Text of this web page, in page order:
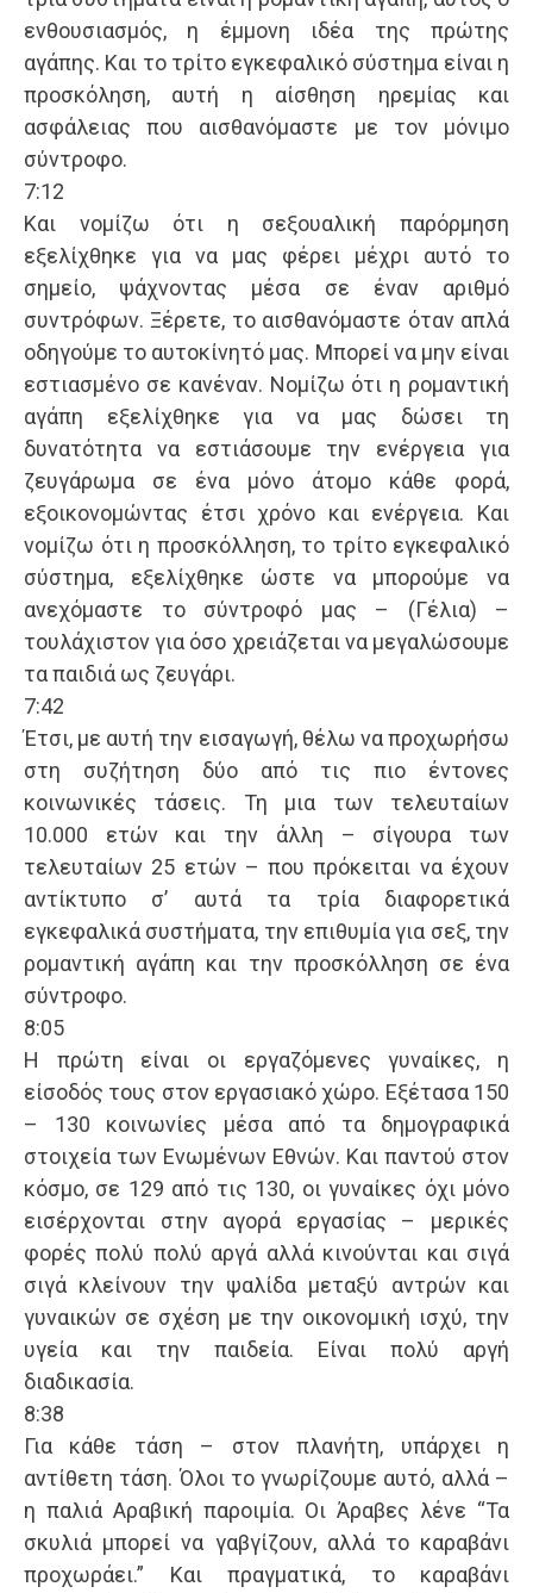
ενθουσιασμός, η έμμονη ιδέα της πρώτης
αγάπης. Και το τρίτο εγκεφαλικό σύστημα είναι η
προσκόληση, αυτή η αίσθηση ηρεμίας και
ασφάλειας που αισθανόμαστε με τον μόνιμο
σύντροφο.
7:12
Και νομίζω ότι η σεξουαλική παρόρμηση
εξελίχθηκε για να μας φέρει μέχρι αυτό το
σημείο, ψάχνοντας μέσα σε έναν αριθμό
συντρόφων. Ξέρετε, το αισθανόμαστε όταν απλά
οδηγούμε το αυτοκίνητό μας. Μπορεί να μην είναι
εστιασμένο σε κανέναν. Νομίζω ότι η ρομαντική
αγάπη εξελίχθηκε για να μας δώσει τη
δυνατότητα να εστιάσουμε την ενέργεια για
ζευγάρωμα σε ένα μόνο άτομο κάθε φορά,
εξοικονομώντας έτσι χρόνο και ενέργεια. Και
νομίζω ότι η προσκόλληση, το τρίτο εγκεφαλικό
σύστημα, εξελίχθηκε ώστε να μπορούμε να
ανεχόμαστε το σύντροφό μας – (Γέλια) –
τουλάχιστον για όσο χρειάζεται να μεγαλώσουμε
τα παιδιά ως ζευγάρι.
7:42
Έτσι, με αυτή την εισαγωγή, θέλω να προχωρήσω
στη συζήτηση δύο από τις πιο έντονες
κοινωνικές τάσεις. Τη μια των τελευταίων
10.000 ετών και την άλλη – σίγουρα των
τελευταίων 25 ετών – που πρόκειται να έχουν
αντίκτυπο σ’ αυτά τα τρία διαφορετικά
εγκεφαλικά συστήματα, την επιθυμία για σεξ, την
ρομαντική αγάπη και την προσκόλληση σε ένα
σύντροφο.
8:05
Η πρώτη είναι οι εργαζόμενες γυναίκες, η
είσοδός τους στον εργασιακό χώρο. Εξέτασα 150
– 130 κοινωνίες μέσα από τα δημογραφικά
στοιχεία των Ενωμένων Εθνών. Και παντού στον
κόσμο, σε 129 από τις 130, οι γυναίκες όχι μόνο
εισέρχονται στην αγορά εργασίας – μερικές
φορές πολύ πολύ αργά αλλά κινούνται και σιγά
σιγά κλείνουν την ψαλίδα μεταξύ αντρών και
γυναικών σε σχέση με την οικονομική ισχύ, την
υγεία και την παιδεία. Είναι πολύ αργή
διαδικασία.
8:38
Για κάθε τάση – στον πλανήτη, υπάρχει η
αντίθετη τάση. Όλοι το γνωρίζουμε αυτό, αλλά –
η παλιά Αραβική παροιμία. Οι Άραβες λένε “Τα
σκυλιά μπορεί να γαβγίζουν, αλλά το καραβάνι
προχωράει.” Και πραγματικά, το καραβάνι